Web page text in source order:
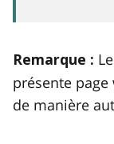
Remarque :
présente
de manière